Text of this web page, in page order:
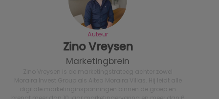
Auteur
Zino Vreysen
Marketingbrein